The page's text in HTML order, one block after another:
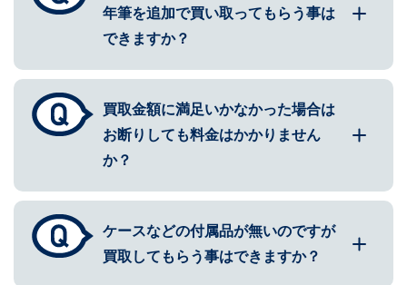
年筆を追加で買い取ってもらう事は
できますか？
買取金額に満足いかなかった場合は
お断りしても料金はかかりません
か？
ケースなどの付属品が無いのですが
買取してもらう事はできますか？